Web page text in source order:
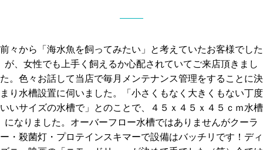
前々から「海水魚を飼ってみたい」と考えていたお客様でした
が、女性でも上手く飼えるか心配されていてご来店頂きまし
た。色々お話して当店で毎月メンテナンス管理をすることに決
まり水槽設置に伺いました。「小さくもなく大きくもない丁度
いいサイズの水槽で」とのことで、４５ｘ４５ｘ４５ｃｍ水槽
になりました。オーバーフロー水槽ではありませんがクーラ
ー・殺菌灯・プロテインスキマーで設備はバッチリです！ディ